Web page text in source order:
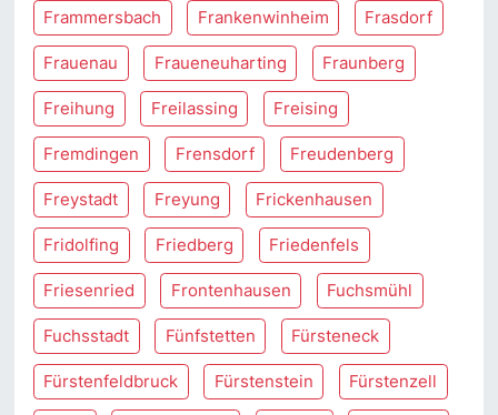
Frammersbach Frankenwinheim Frasdorf
Frauenau Fraueneuharting Fraunberg
Freihung Freilassing Freising
Fremdingen Frensdorf Freudenberg
Freystadt Freyung Frickenhausen
Fridolfing Friedberg Friedenfels
Friesenried Frontenhausen Fuchsmühl
Fuchsstadt Fünfstetten Fürsteneck
Fürstenfeldbruck Fürstenstein Fürstenzell